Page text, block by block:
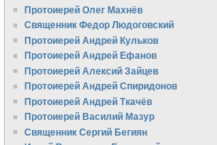
Протоиерей Олег Махнёв
Священник Федор Людоговский
Протоиерей Андрей Кульков
Протоиерей Андрей Ефанов
Протоиерей Алексий Зайцев
Протоиерей Андрей Спиридонов
Протоиерей Андрей Ткачёв
Протоиерей Василий Мазур
Священник Сергий Бегиян